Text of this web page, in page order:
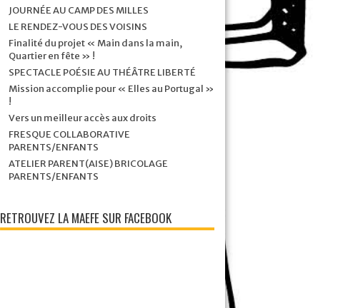
JOURNÉE AU CAMP DES MILLES
LE RENDEZ-VOUS DES VOISINS
Finalité du projet « Main dans la main,
Quartier en fête » !
SPECTACLE POÉSIE AU THÉÂTRE LIBERTÉ
Mission accomplie pour « Elles au Portugal »
!
Vers un meilleur accès aux droits
FRESQUE COLLABORATIVE
PARENTS/ENFANTS
ATELIER PARENT(AISE) BRICOLAGE
PARENTS/ENFANTS
RETROUVEZ LA MAEFE SUR FACEBOOK